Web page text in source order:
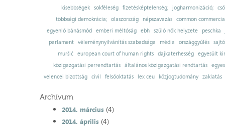
kisebbségek sokféleség fizetésképtelenség; jogharmonizáció;
többségi demokrácia; olaszország népszavazás common
egyenlő bánásmód emberi méltóság ebh szülő nők helyzete
peschka
parlament
véleménynyilvánítás szabadsága média országgyűlés
muršić
european court of human rights dajkaterhesség
egyesült
közigazgatási perrendtartás
általános közigazgatási rendtartás
velencei bizottság
civil felsőoktatás lex ceu közjogtudomány zaklatás
Archívum
2014. március(4)
2014. április(4)